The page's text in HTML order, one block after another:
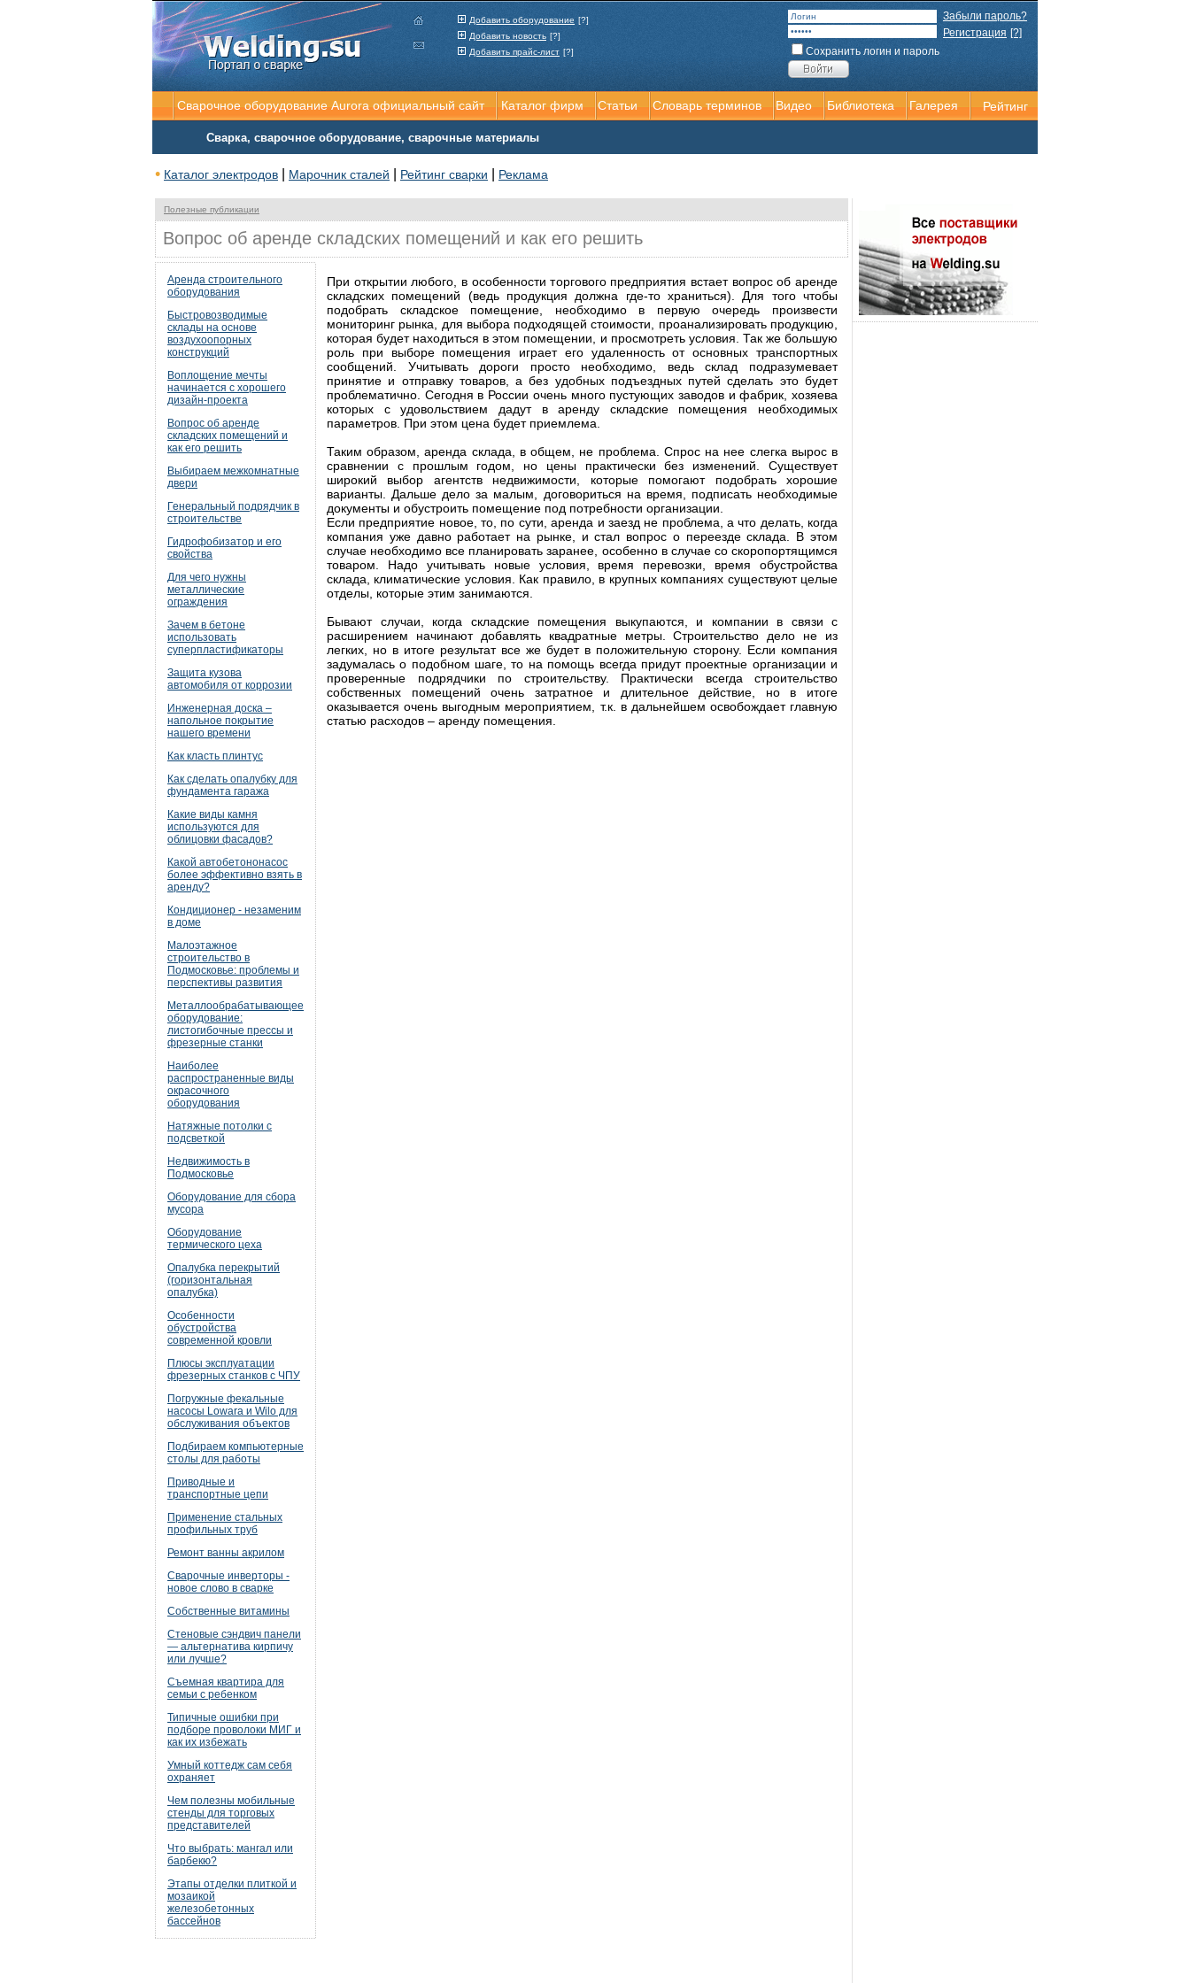
Полезные публикации
Вопрос об аренде складских помещений и как его решить
Аренда строительного
оборудования
Быстровозводимые
склады на основе
воздухоопорных
конструкций
Воплощение мечты
начинается с хорошего
дизайн-проекта
Вопрос об аренде
складских помещений и
как его решить
Выбираем межкомнатные
двери
Генеральный подрядчик в
строительстве
Гидрофобизатор и его
свойства
Для чего нужны
металлические
ограждения
Зачем в бетоне
использовать
суперпластификаторы
Защита кузова
автомобиля от коррозии
Инженерная доска –
напольное покрытие
нашего времени
Как класть плинтус
Как сделать опалубку для
фундамента гаража
Какие виды камня
используются для
облицовки фасадов?
Какой автобетононасос
более эффективно взять в
аренду?
Кондиционер - незаменим
в доме
Малоэтажное
строительство в
Подмосковье: проблемы и
перспективы развития
Металлообрабатывающее
оборудование:
листогибочные прессы и
фрезерные станки
Наиболее
распространенные виды
окрасочного
оборудования
Натяжные потолки с
подсветкой
Недвижимость в
Подмосковье
Оборудование для сбора
мусора
Оборудование
термического цеха
Опалубка перекрытий
(горизонтальная
опалубка)
Особенности
обустройства
современной кровли
Плюсы эксплуатации
фрезерных станков с ЧПУ
Погружные фекальные
насосы Lowara и Wilo для
обслуживания объектов
Подбираем компьютерные
столы для работы
Приводные и
транспортные цепи
Применение стальных
профильных труб
Ремонт ванны акрилом
Сварочные инверторы -
новое слово в сварке
Собственные витамины
Стеновые сэндвич панели
— альтернатива кирпичу
или лучше?
Съемная квартира для
семьи с ребенком
Типичные ошибки при
подборе проволоки МИГ и
как их избежать
Умный коттедж сам себя
охраняет
Чем полезны мобильные
стенды для торговых
представителей
Что выбрать: мангал или
барбекю?
Этапы отделки плиткой и
мозаикой
железобетонных
бассейнов
При открытии любого, в особенности торгового предприятия встает вопрос об аренде
складских помещений (ведь продукция должна где-то храниться). Для того чтобы
подобрать складское помещение, необходимо в первую очередь произвести
мониторинг рынка, для выбора подходящей стоимости, проанализировать продукцию,
которая будет находиться в этом помещении, и просмотреть условия. Так же большую
роль при выборе помещения играет его удаленность от основных транспортных
сообщений. Учитывать дороги просто необходимо, ведь склад подразумевает
принятие и отправку товаров, а без удобных подъездных путей сделать это будет
проблематично. Сегодня в России очень много пустующих заводов и фабрик, хозяева
которых с удовольствием дадут в аренду складские помещения необходимых
параметров. При этом цена будет приемлема.
Таким образом, аренда склада, в общем, не проблема. Спрос на нее слегка вырос в
сравнении с прошлым годом, но цены практически без изменений. Существует
широкий выбор агентств недвижимости, которые помогают подобрать хорошие
варианты. Дальше дело за малым, договориться на время, подписать необходимые
документы и обустроить помещение под потребности организации.
Если предприятие новое, то, по сути, аренда и заезд не проблема, а что делать, когда
компания уже давно работает на рынке, и стал вопрос о переезде склада. В этом
случае необходимо все планировать заранее, особенно в случае со скоропортящимся
товаром. Надо учитывать новые условия, время перевозки, время обустройства
склада, климатические условия. Как правило, в крупных компаниях существуют целые
отделы, которые этим занимаются.
Бывают случаи, когда складские помещения выкупаются, и компании в связи с
расширением начинают добавлять квадратные метры. Строительство дело не из
легких, но в итоге результат все же будет в положительную сторону. Если компания
задумалась о подобном шаге, то на помощь всегда придут проектные организации и
проверенные подрядчики по строительству. Практически всегда строительство
собственных помещений очень затратное и длительное действие, но в итоге
оказывается очень выгодным мероприятием, т.к. в дальнейшем освобождает главную
статью расходов – аренду помещения.
Сварочное оборудование Aurora официальный сайт Каталог фирм Статьи Словарь терминов Видео Библиотека Галерея Рейтинг
Сварка, сварочное оборудование, сварочные материалы
• Каталог электродов Марочник сталей Рейтинг сварки Реклама
Добавить оборудование [?]
Добавить новость [?]
Добавить прайс-лист [?]
Забыли пароль?
Регистрация [?]
Сохранить логин и пароль